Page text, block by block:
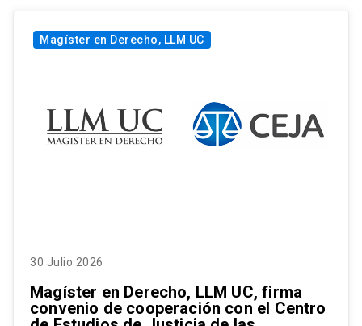
Magíster en Derecho, LLM UC
30 Julio 2026
Magíster en Derecho, LLM UC, firma
convenio de cooperación con el Centro